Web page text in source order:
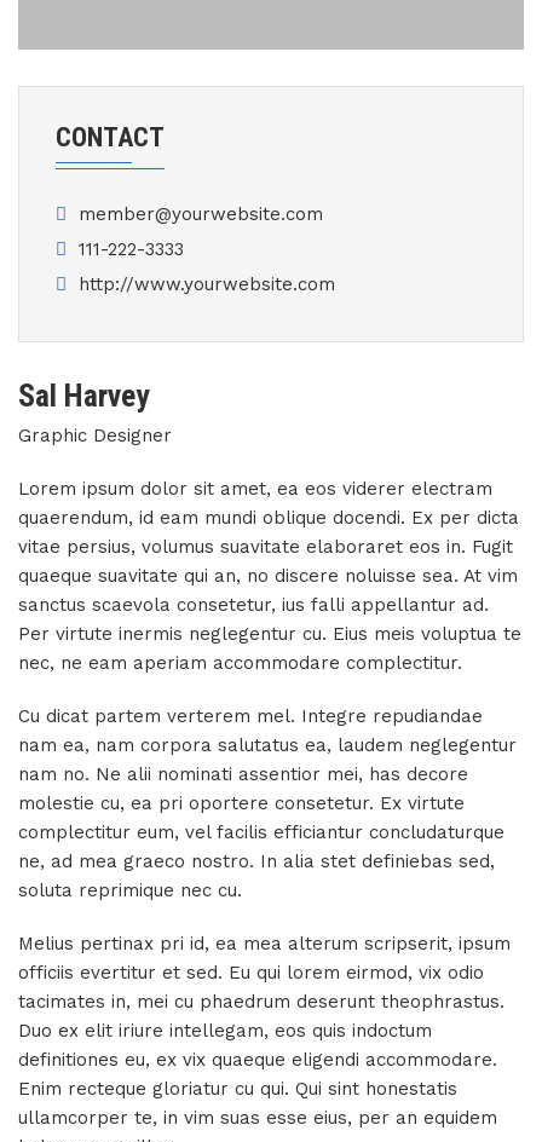
CONTACT
member@yourwebsite.com
111-222-3333
http://www.yourwebsite.com
Sal Harvey
Graphic Designer
Lorem ipsum dolor sit amet, ea eos viderer electram
quaerendum, id eam mundi oblique docendi. Ex per dicta
vitae persius, volumus suavitate elaboraret eos in. Fugit
quaeque suavitate qui an, no discere noluisse sea. At vim
sanctus scaevola consetetur, ius falli appellantur ad.
Per virtute inermis neglegentur cu. Eius meis voluptua te
nec, ne eam aperiam accommodare complectitur.
Cu dicat partem verterem mel. Integre repudiandae
nam ea, nam corpora salutatus ea, laudem neglegentur
nam no. Ne alii nominati assentior mei, has decore
molestie cu, ea pri oportere consetetur. Ex virtute
complectitur eum, vel facilis efficiantur concludaturque
ne, ad mea graeco nostro. In alia stet definiebas sed,
soluta reprimique nec cu.
Melius pertinax pri id, ea mea alterum scripserit, ipsum
officiis evertitur et sed. Eu qui lorem eirmod, vix odio
tacimates in, mei cu phaedrum deserunt theophrastus.
Duo ex elit iriure intellegam, eos quis indoctum
definitiones eu, ex vix quaeque eligendi accommodare.
Enim recteque gloriatur cu qui. Qui sint honestatis
ullamcorper te, in vim suas esse eius, per an equidem